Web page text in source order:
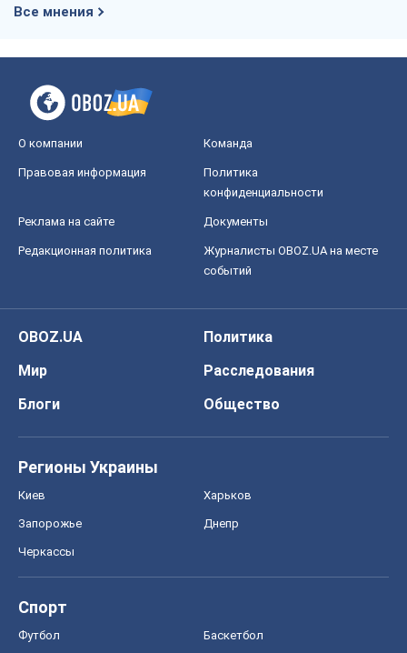
Все мнения
О компании Команда
Правовая информация
Политика
конфиденциальности
Реклама на сайте Документы
Редакционная политика
Журналисты OBOZ.UA на месте
событий
OBOZ.UA
Политика
Мир
Расследования
Блоги
Общество
Регионы Украины
Киев Харьков
Запорожье Днепр
Черкассы
Спорт
Футбол Баскетбол